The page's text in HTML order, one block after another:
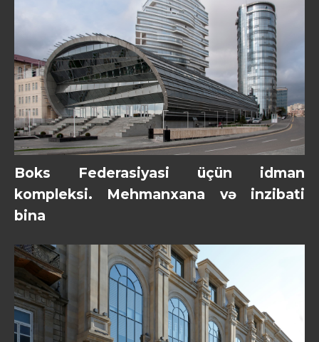
Boks Federasiyasi üçün idman
kompleksi. Mehmanxana və inzibati
bina